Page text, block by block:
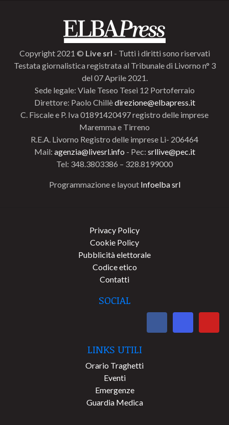
Copyright 2021 © Live srl - Tutti i diritti sono riservati
Testata giornalistica registrata al Tribunale di Livorno n° 3
del 07 Aprile 2021.
Sede legale: Viale Teseo Tesei 12 Portoferraio
Direttore: Paolo Chillèdirezione@elbapress.it
C. Fiscale e P. Iva 01891420497 registro delle imprese
Maremma e Tirreno
R.E.A. Livorno Registro delle imprese Li- 206464
Mail: agenzia@livesrl.info - Pec: srllive@pec.it
Tel: 348.3803386 – 328.8199000
Programmazione e layout Infoelba srl
Privacy Policy
Cookie Policy
Pubblicità elettorale
Codice etico
Contatti
SOCIAL
LINKS UTILI
Orario Traghetti
Eventi
Emergenze
Guardia Medica